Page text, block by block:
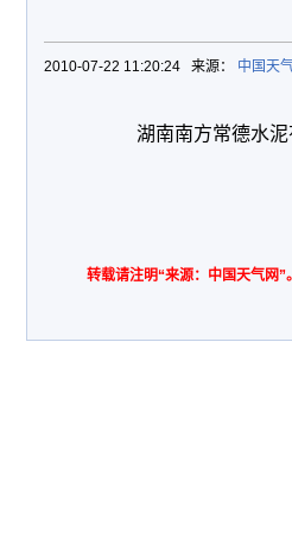
2010-07-22 11:20:24 来源： 中国天
湖南南方常德水泥
转载请注明“来源：中国天气网”。